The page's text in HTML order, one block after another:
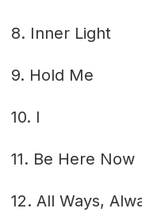
8. Inner Light
9. Hold Me
10. I
11. Be Here Now
12. All Ways,